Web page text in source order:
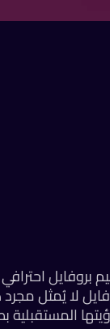
بروفايل
لا يُمثل مجرد